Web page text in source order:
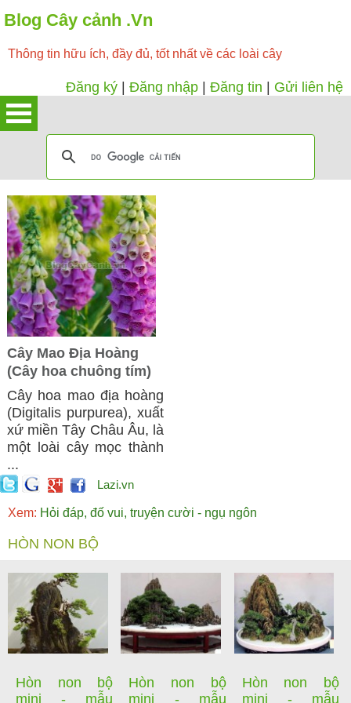
Blog Cây cảnh .Vn
Thông tin hữu ích, đầy đủ, tốt nhất về các loài cây
Đăng ký Đăng nhập Đăng tin Gửi liên hệ
Cây Mao Địa Hoàng
(Cây hoa chuông tím)
Cây hoa mao địa hoàng
(Digitalis purpurea), xuất
xứ miền Tây Châu Âu, là
một loài cây mọc thành
...
Lazi.vn
Xem: Hỏi đáp, đố vui, truyện cười - ngụ ngôn
HÒN NON BỘ
Hòn non bộ
mini - mẫu
Hòn non bộ
mini - mẫu
Hòn non bộ
mini - mẫu